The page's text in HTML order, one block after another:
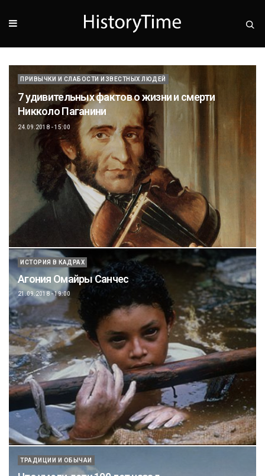
ПРИВЫЧКИ И СЛАБОСТИ ИЗВЕСТНЫХ ЛЮДЕЙ
7 удивительных фактов о жизни и смерти
Никколо Паганини
24.09.2018 - 15:00
ИСТОРИЯ В КАДРАХ
Агония Омайры Санчес
21.09.2018 - 19:00
ТРАДИЦИИ И ОБЫЧАИ